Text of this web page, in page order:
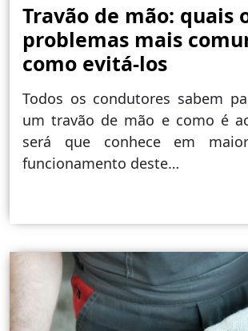
Travão de mão: quais
problemas mais
como evitá-los
Todos os condutores sabem
um travão de mão e como é
será que conhece em
funcionamento deste…